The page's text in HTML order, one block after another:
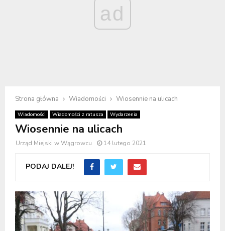
ad
Strona główna Wiadomości Wiosennie na ulicach
Wiadomości Wiadomości z ratusza Wydarzenia
Wiosennie na ulicach
Urząd Miejski w Wągrowcu 14 lutego 2021
PODAJ DALEJ!